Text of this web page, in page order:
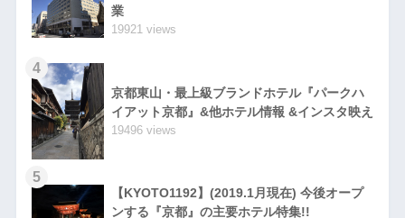
業
19921 views
4
京都東山・最上級ブランドホテル『パークハ
イアット京都』&他ホテル情報 &インスタ映え
19496 views
5
【KYOTO1192】(2019.1月現在) 今後オープ
ンする『京都』の主要ホテル特集!!